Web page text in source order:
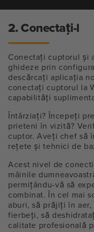
2. Conectați-l
Conectați cuptorul și
ghideze prin
descărcați aplicația
conectați cuptorul la
capabilități
Întârziați? Începeți
prieteni în vizită?
cuptor. Aveți chef să
rețete și tehnici de
Acest nivel de
mâinile
permițându-vă să
combinat. În cel mai
aburi, să prăjiți în
fierbeți, să
calitate profesională